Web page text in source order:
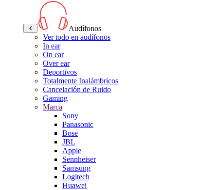
Audífonos
Ver todo en audífonos
In ear
On ear
Over ear
Deportivos
Totalmente Inalámbricos
Cancelación de Ruido
Gaming
Marca
Sony
Panasonic
Bose
JBL
Apple
Sennheiser
Samsung
Logitech
Huawei